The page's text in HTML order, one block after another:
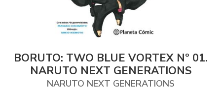
BORUTO: TWO BLUE VORTEX Nº 01.
NARUTO NEXT GENERATIONS
NARUTO NEXT GENERATIONS